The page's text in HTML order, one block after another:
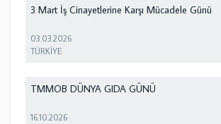
3 Mart İş Cinayetlerine Karşı Mücadele Günü
03.03.2026
TÜRKİYE
TMMOB DÜNYA GIDA GÜNÜ
16.10.2026